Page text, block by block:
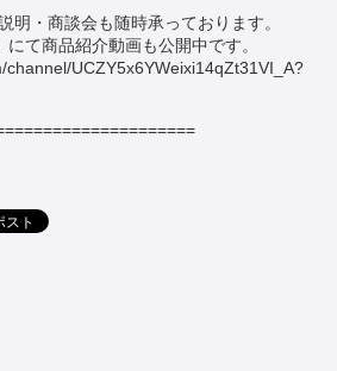
明・商談会も随時承っております。
て商品紹介動画も公開中です。
channel/UCZY5x6YWeixi14qZt31VI_A?